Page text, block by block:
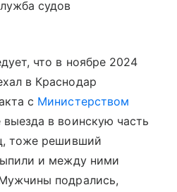
судов
что в ноябре 2024
в Краснодар
с Министерством
в воинскую часть
тоже решивший
и между ними
подрались,